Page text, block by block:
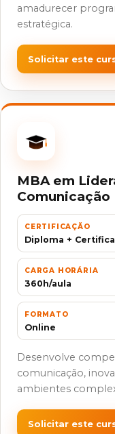
amadurecer
estratégica.
Solicitar este
MBA em
Comunicação
CERTIFICAÇÃO
Diploma +
CARGA HORÁRIA
360h/aula
FORMATO
Online
Desenvolve
comunicação,
ambientes
Solicitar este